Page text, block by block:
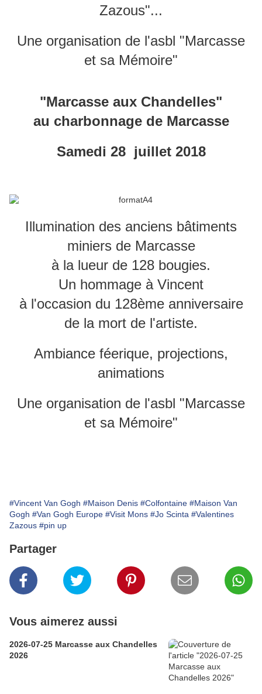
Zazous"...
Une organisation de l'asbl "Marcasse
et sa Mémoire"
"Marcasse aux Chandelles"
au charbonnage de Marcasse
Samedi 28 juillet 2018
Illumination des anciens bâtiments
miniers de Marcasse
à la lueur de 128 bougies.
Un hommage à Vincent
à l'occasion du 128ème anniversaire
de la mort de l'artiste.
Ambiance féerique, projections,
animations
Une organisation de l'asbl "Marcasse
et sa Mémoire"
#Vincent Van Gogh #Maison Denis #Colfontaine #Maison Van
Gogh #Van Gogh Europe #Visit Mons #Jo Scinta #Valentines
Zazous #pin up
Partager
Vous aimerez aussi
2026-07-25 Marcasse aux Chandelles
2026